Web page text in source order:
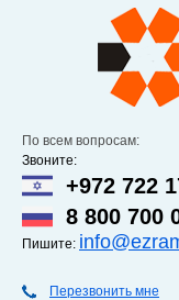
По всем вопросам:
Звоните:
+972 722
8 800 700
Пишите:
Перезвонить мне